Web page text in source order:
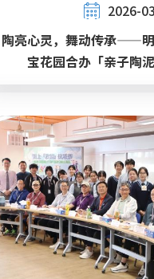
2026-
陶亮心灵，舞动传承——
宝花园合办「亲子陶